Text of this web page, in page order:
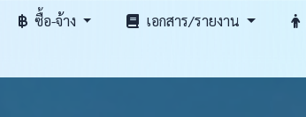
ซื้อ-จ้าง เอกสาร/รายงาน